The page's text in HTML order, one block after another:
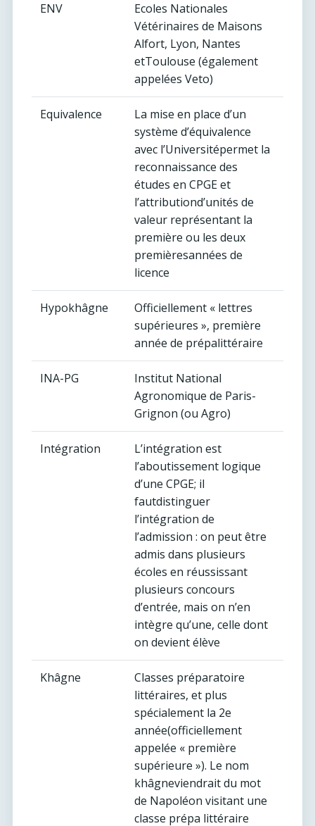
ENV
Ecoles Nationales
Vétérinaires de Maisons
Alfort, Lyon, Nantes
etToulouse (également
appelées Veto)
Equivalence
La mise en place d’un
système d’équivalence
avec l’Universitépermet la
reconnaissance des
études en CPGE et
l’attributiond’unités de
valeur représentant la
première ou les deux
premièresannées de
licence
Hypokhâgne
Officiellement « lettres
supérieures », première
année de prépalittéraire
INA-PG
Institut National
Agronomique de Paris-
Grignon (ou Agro)
Intégration
L’intégration est
l’aboutissement logique
d’une CPGE; il
fautdistinguer
l’intégration de
l’admission : on peut être
admis dans plusieurs
écoles en réussissant
plusieurs concours
d’entrée, mais on n’en
intègre qu’une, celle dont
on devient élève
Khâgne
Classes préparatoire
littéraires, et plus
spécialement la 2e
année(officiellement
appelée « première
supérieure »). Le nom
khâgneviendrait du mot
de Napoléon visitant une
classe prépa littéraire